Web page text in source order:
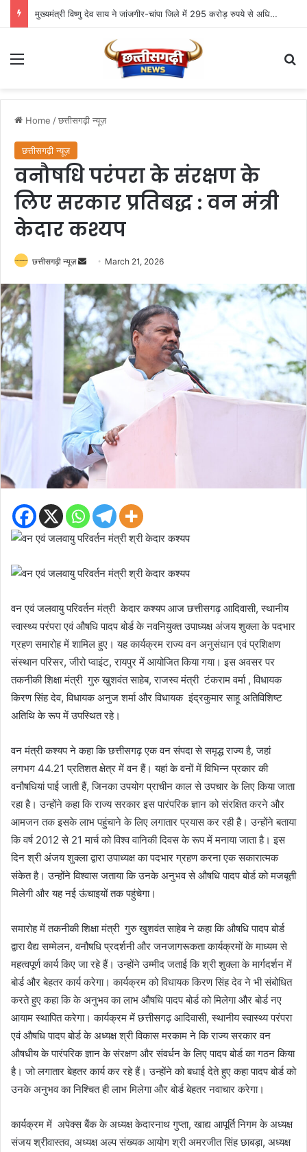
मुख्यमंत्री विष्णु देव साय ने जांजगीर-चांपा जिले में 295 करोड़ रुपये से अधिक के 341 विकास कार्यों का किया लोकार्पण एवं भूमिपूजन
Menu
Home /छत्तीसगढ़ी न्यूज़
छत्तीसगढ़ी न्यूज़
वनौषधि परंपरा के संरक्षण के
लिए सरकार प्रतिबद्ध : वन मंत्री
केदार कश्यप
छत्तीसगढ़ी न्यूज़
Send
email
March 21, 2026
वन एवं जलवायु परिवर्तन मंत्री केदार कश्यप आज छत्तीसगढ़ आदिवासी, स्थानीय
स्वास्थ्य परंपरा एवं औषधि पादप बोर्ड के नवनियुक्त उपाध्यक्ष अंजय शुक्ला के पदभार
ग्रहण समारोह में शामिल हुए। यह कार्यक्रम राज्य वन अनुसंधान एवं प्रशिक्षण
संस्थान परिसर, जीरो प्वाइंट, रायपुर में आयोजित किया गया। इस अवसर पर
तकनीकी शिक्षा मंत्री गुरु खुशवंत साहेब, राजस्व मंत्री टंकराम वर्मा , विधायक
किरण सिंह देव, विधायक अनुज शर्मा और विधायक इंद्रकुमार साहू अतिविशिष्ट
अतिथि के रूप में उपस्थित रहे।
वन मंत्री कश्यप ने कहा कि छत्तीसगढ़ एक वन संपदा से समृद्ध राज्य है, जहां
लगभग 44.21 प्रतिशत क्षेत्र में वन हैं। यहां के वनों में विभिन्न प्रकार की
वनौषधियां पाई जाती हैं, जिनका उपयोग प्राचीन काल से उपचार के लिए किया जाता
रहा है। उन्होंने कहा कि राज्य सरकार इस पारंपरिक ज्ञान को संरक्षित करने और
आमजन तक इसके लाभ पहुंचाने के लिए लगातार प्रयास कर रही है। उन्होंने बताया
कि वर्ष 2012 से 21 मार्च को विश्व वानिकी दिवस के रूप में मनाया जाता है। इस
दिन श्री अंजय शुक्ला द्वारा उपाध्यक्ष का पदभार ग्रहण करना एक सकारात्मक
संकेत है। उन्होंने विश्वास जताया कि उनके अनुभव से औषधि पादप बोर्ड को मजबूती
मिलेगी और यह नई ऊंचाइयों तक पहुंचेगा।
समारोह में तकनीकी शिक्षा मंत्री गुरु खुशवंत साहेब ने कहा कि औषधि पादप बोर्ड
द्वारा वैद्य सम्मेलन, वनौषधि प्रदर्शनी और जनजागरूकता कार्यक्रमों के माध्यम से
महत्वपूर्ण कार्य किए जा रहे हैं। उन्होंने उम्मीद जताई कि श्री शुक्ला के मार्गदर्शन में
बोर्ड और बेहतर कार्य करेगा। कार्यक्रम को विधायक किरण सिंह देव ने भी संबोधित
करते हुए कहा कि के अनुभव का लाभ औषधि पादप बोर्ड को मिलेगा और बोर्ड नए
आयाम स्थापित करेगा। कार्यक्रम में छत्तीसगढ़ आदिवासी, स्थानीय स्वास्थ्य परंपरा
एवं औषधि पादप बोर्ड के अध्यक्ष श्री विकास मरकाम ने कि राज्य सरकार वन
औषधीय के पारंपरिक ज्ञान के संरक्षण और संवर्धन के लिए पादप बोर्ड का गठन किया
है। जो लगातार बेहतर कार्य कर रहे हैं। उन्होंने को बधाई देते हुए कहा पादप बोर्ड को
उनके अनुभव का निश्चित ही लाभ मिलेगा और बोर्ड बेहतर नवाचार करेगा।
कार्यक्रम में अपेक्स बैंक के अध्यक्ष केदारनाथ गुप्ता, खाद्य आपूर्ति निगम के अध्यक्ष
संजय श्रीवास्तव, अध्यक्ष अल्प संख्यक आयोग श्री अमरजीत सिंह छाबड़ा, अध्यक्ष